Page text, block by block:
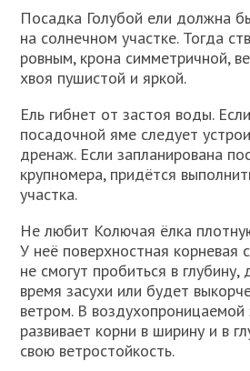
Посадка Голубой ели должна
на солнечном участке. Тогда
ровным, крона симметричной,
хвоя пушистой и яркой.
Ель гибнет от застоя воды.
посадочной яме следует
дренаж. Если запланирована
крупномера, придётся
участка.
Не любит Колючая ёлка
У неё поверхностная корневая
не смогут пробиться в глубину,
время засухи или будет
ветром. В
развивает корни в ширину и в
свою ветростойкость.